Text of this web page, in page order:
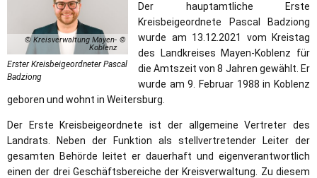
© Kreisverwaltung Mayen-
Koblenz
Erster Kreisbeigeordneter Pascal
Badziong
Der hauptamtliche Erste
Kreisbeigeordnete Pascal Badziong
wurde am 13.12.2021 vom Kreistag
des Landkreises Mayen-Koblenz für
die Amtszeit von 8 Jahren gewählt. Er
wurde am 9. Februar 1988 in Koblenz
geboren und wohnt in Weitersburg.
Der Erste Kreisbeigeordnete ist der allgemeine Vertreter des
Landrats. Neben der Funktion als stellvertretender Leiter der
gesamten Behörde leitet er dauerhaft und eigenverantwortlich
einen der drei Geschäftsbereiche der Kreisverwaltung. Zu diesem